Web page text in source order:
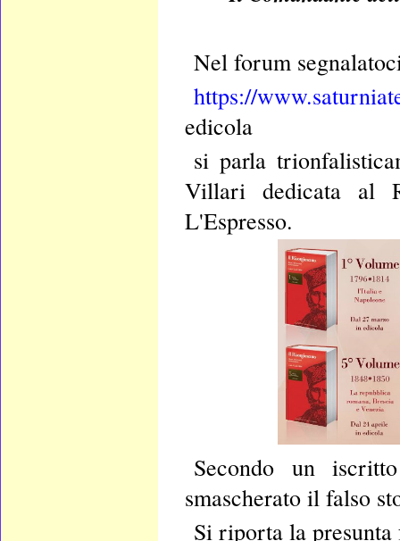
Nel forum
https://
edicola
si parla
Villari dedicata al
L'Espresso.
Secondo un
smascherato il falso
Si riporta la presunta